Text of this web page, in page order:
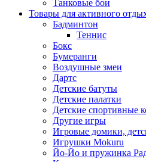
Танковые бои
Товары для активного
Бадминтон
Теннис
Бокс
Бумеранги
Воздушные змеи
Дартс
Детские батуты
Детские палатки
Детские спортивные
Другие игры
Игровые домики,
Игрушки Mokuru
Йо-Йо и пружинка